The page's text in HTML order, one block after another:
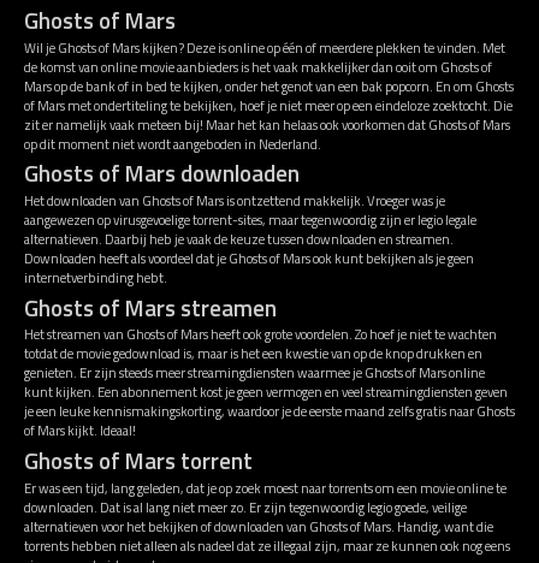
Ghosts of Mars
Wil je Ghosts of Mars kijken? Deze is online op één of meerdere plekken te vinden. Met
de komst van online movie aanbieders is het vaak makkelijker dan ooit om Ghosts of
Mars op de bank of in bed te kijken, onder het genot van een bak popcorn. En om Ghosts
of Mars met ondertiteling te bekijken, hoef je niet meer op een eindeloze zoektocht. Die
zit er namelijk vaak meteen bij! Maar het kan helaas ook voorkomen dat Ghosts of Mars
op dit moment niet wordt aangeboden in Nederland.
Ghosts of Mars downloaden
Het downloaden van Ghosts of Mars is ontzettend makkelijk. Vroeger was je
aangewezen op virusgevoelige torrent-sites, maar tegenwoordig zijn er legio legale
alternatieven. Daarbij heb je vaak de keuze tussen downloaden en streamen.
Downloaden heeft als voordeel dat je Ghosts of Mars ook kunt bekijken als je geen
internetverbinding hebt.
Ghosts of Mars streamen
Het streamen van Ghosts of Mars heeft ook grote voordelen. Zo hoef je niet te wachten
totdat de movie gedownload is, maar is het een kwestie van op de knop drukken en
genieten. Er zijn steeds meer streamingdiensten waarmee je Ghosts of Mars online
kunt kijken. Een abonnement kost je geen vermogen en veel streamingdiensten geven
je een leuke kennismakingskorting, waardoor je de eerste maand zelfs gratis naar Ghosts
of Mars kijkt. Ideaal!
Ghosts of Mars torrent
Er was een tijd, lang geleden, dat je op zoek moest naar torrents om een movie online te
downloaden. Dat is al lang niet meer zo. Er zijn tegenwoordig legio goede, veilige
alternatieven voor het bekijken of downloaden van Ghosts of Mars. Handig, want die
torrents hebben niet alleen als nadeel dat ze illegaal zijn, maar ze kunnen ook nog eens